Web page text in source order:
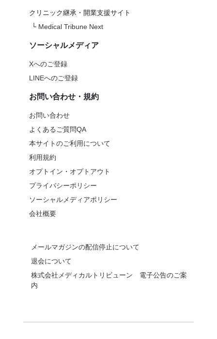
クリニック継承・開業支援サイト
└ Medical Tribune Next
ソーシャルメディア
Xへのご登録
LINEへのご登録
お問い合わせ・規約
お問い合わせ
よくあるご質問QA
本サイトのご利用について
利用規約
オプトイン・オプトアウト
プライバシーポリシー
ソーシャルメディアポリシー
会社概要
メールマガジンの配信停止について
退会について
株式会社メディカルトリビューン 電子公告のご案
内